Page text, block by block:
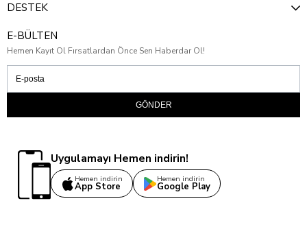
DESTEK
E-BÜLTEN
Hemen Kayıt Ol Fırsatlardan Önce Sen Haberdar Ol!
GÖNDER
Uygulamayı Hemen indirin!
Hemen indirin
App Store
Hemen indirin
Google Play